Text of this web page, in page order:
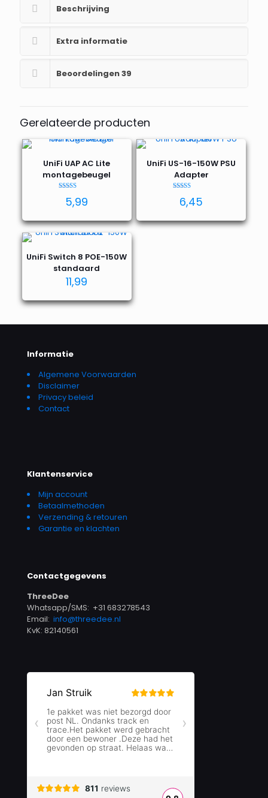
Beschrijving
Extra informatie
Beoordelingen39
Gerelateerde producten
UniFi UAP AC Lite
montagebeugel
4.53
uit 5
5,99
UniFi US-16-150W PSU
Adapter
5.00
uit 5
6,45
UniFi Switch 8 POE-150W
standaard
11,99
Informatie
Algemene Voorwaarden
Disclaimer
Privacy beleid
Contact
Klantenservice
Mijn account
Betaalmethoden
Verzending & retouren
Garantie en klachten
Contactgegevens
ThreeDee
Whatsapp/SMS: +31 683278543
Email: info@threedee.nl
KvK: 82140561